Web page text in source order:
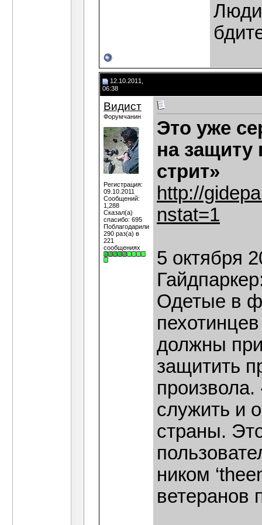
12.10.2011,
06:38
Видист
Форумчанин
Регистрация:
09.10.2011
Сообщений:
1,288
Сказал(а)
спасибо: 695
Поблагодарили
290 раз(а) в
221
сообщениях
Это уже
на защиту
стрит»
http://
nstat=1
5 октября
Одетые в
должны
защитить
служить и
страны.
ником
ветеранов